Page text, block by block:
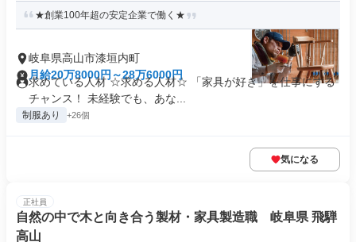
★創業100年超の安定企業で働く★
岐阜県高山市漆垣内町
月給20万8000円～28万6000円
求めている人材 ☆求める人材☆ 「家具が好き」を仕事にする
チャンス！ 未経験でも、あな...
制服あり +26個
気になる
正社員
自然の中で木と向き合う製材・家具製造職 岐阜県 飛騨
高山